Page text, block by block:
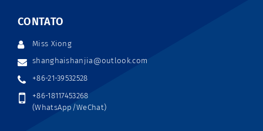
CONTATO
Miss Xiong
shanghaishanjia@outlook.com
+86-21-39532528
+86-18117453268
(WhatsApp/WeChat)